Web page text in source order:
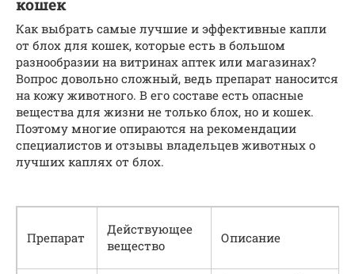
кошек
Как выбрать самые лучшие и эффективные капли
от блох для кошек, которые есть в большом
разнообразии на витринах аптек или магазинах?
Вопрос довольно сложный, ведь препарат наносится
на кожу животного. В его составе есть опасные
вещества для жизни не только блох, но и кошек.
Поэтому многие опираются на рекомендации
специалистов и отзывы владельцев животных о
лучших каплях от блох.
Препарат
Действующее
вещество
Описание